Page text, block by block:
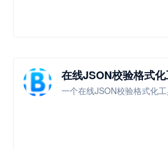
在线JSON校验格式
一个在线JSON校验格式化